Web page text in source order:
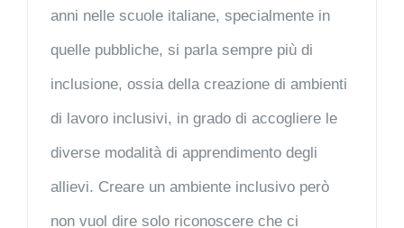
anni nelle scuole italiane, specialmente in
quelle pubbliche, si parla sempre più di
inclusione, ossia della creazione di ambienti
di lavoro inclusivi, in grado di accogliere le
diverse modalità di apprendimento degli
allievi. Creare un ambiente inclusivo però
non vuol dire solo riconoscere che ci